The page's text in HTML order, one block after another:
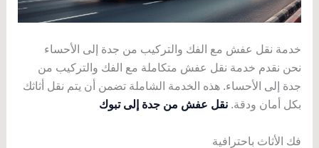
خدمة نقل عفش مع الفك والتركيب من جدة إلى الأحساء
نحن نقدم خدمة نقل عفش متكاملة مع الفك والتركيب من
جدة إلى الأحساء. هذه الخدمة الشاملة تضمن أن يتم نقل أثاثك
بكل أمان ودقة. نقل عفش من جدة إلى تبوك
فك الأثاث باحترافية